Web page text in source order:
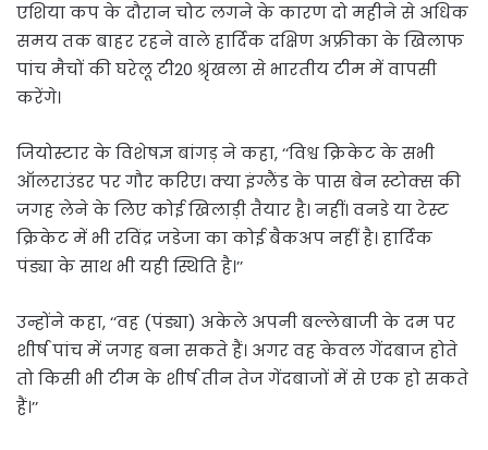
एशिया कप के दौरान चोट लगने के कारण दो महीने से अधिक
समय तक बाहर रहने वाले हार्दिक दक्षिण अफ्रीका के खिलाफ
पांच मैचों की घरेलू टी20 श्रृंखला से भारतीय टीम में वापसी
करेंगे।
जियोस्टार के विशेषज्ञ बांगड़ ने कहा, ‘‘विश्व क्रिकेट के सभी
ऑलराउंडर पर गौर करिए। क्या इंग्लैंड के पास बेन स्टोक्स की
जगह लेने के लिए कोई खिलाड़ी तैयार है। नहीं। वनडे या टेस्ट
क्रिकेट में भी रविंद्र जडेजा का कोई बैकअप नहीं है। हार्दिक
पंड्या के साथ भी यही स्थिति है।’’
उन्होंने कहा, ‘‘वह (पंड्या) अकेले अपनी बल्लेबाजी के दम पर
शीर्ष पांच में जगह बना सकते हैं। अगर वह केवल गेंदबाज होते
तो किसी भी टीम के शीर्ष तीन तेज गेंदबाजों में से एक हो सकते
हैं।’’